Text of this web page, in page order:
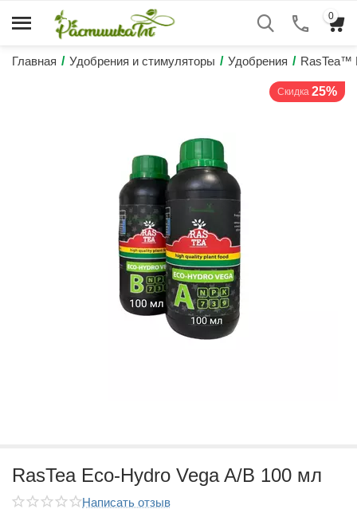
0
Главная / Удобрения и стимуляторы / Удобрения / RasTea™
Скидка 25%
RasTea Eco-Hydro Vega A/B 100 мл
Написать отзыв